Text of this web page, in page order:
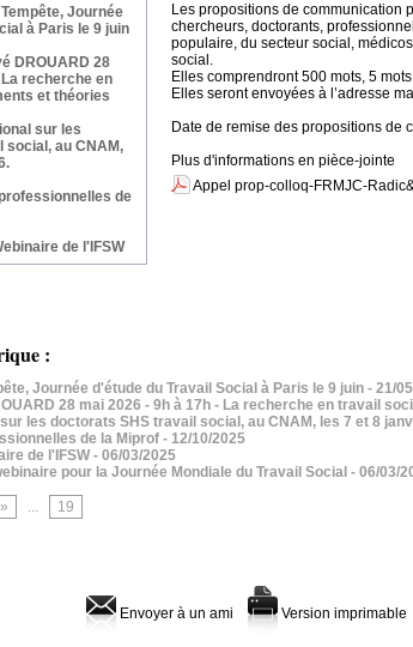
Journée
à Paris le 9 juin
DROUARD 28
recherche en
et théories
sur les
social, au CNAM,
de
de l'IFSW
Les propositions de communication
chercheurs, doctorants,
populaire, du secteur social,
social.
Elles comprendront 500 mots, 5
Elles seront envoyées à l’adresse
Date de remise des propositions de
Plus d'informations en pièce-jointe
Appel prop-colloq-FRMJC-
:
Journée d'étude du Travail Social à Paris le 9 juin - 21/
28 mai 2026 - 9h à 17h - La recherche en travail
les doctorats SHS travail social, au CNAM, les 7 et 8
de la Miprof - 12/10/2025
de l'IFSW - 06/03/2025
pour la Journée Mondiale du Travail Social - 06/03/
» ... 19
Envoyer à un ami Version imprimable